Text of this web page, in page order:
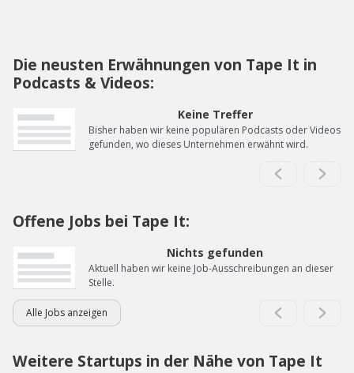
Die neusten Erwähnungen von Tape It in
Podcasts & Videos:
Keine Treffer
Bisher haben wir keine populären Podcasts oder Videos
gefunden, wo dieses Unternehmen erwähnt wird.
Offene Jobs bei Tape It:
Nichts gefunden
Aktuell haben wir keine Job-Ausschreibungen an dieser
Stelle.
Alle Jobs anzeigen
Weitere Startups in der Nähe von Tape It